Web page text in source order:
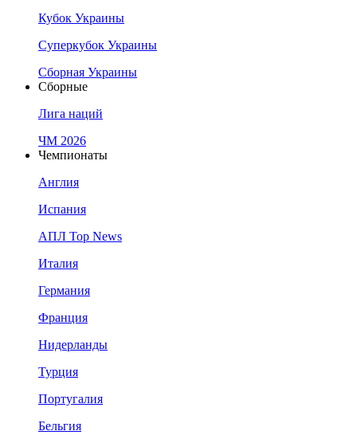
Кубок Украины
Суперкубок Украины
Сборная Украины
Сборные
Лига наций
ЧМ 2026
Чемпионаты
Англия
Испания
АПЛ Top News
Италия
Германия
Франция
Нидерланды
Турция
Португалия
Бельгия